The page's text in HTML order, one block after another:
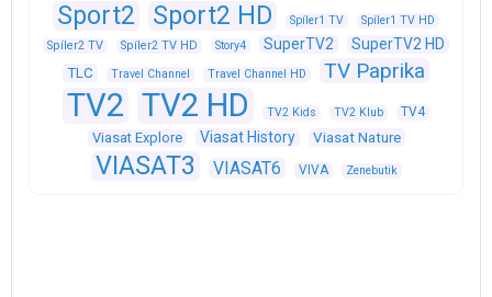
Sport2 Sport2 HD Spíler1 TV
Spíler1 TV HD
Spíler2 TV
Spíler2 TV HD Story4 SuperTV2 SuperTV2 HD
TLC Travel Channel Travel Channel HD TV Paprika
TV2 TV2 HD TV2 Kids TV2 Klub TV4
Viasat Explore Viasat History Viasat Nature
VIASAT3 VIASAT6 VIVA Zenebutik